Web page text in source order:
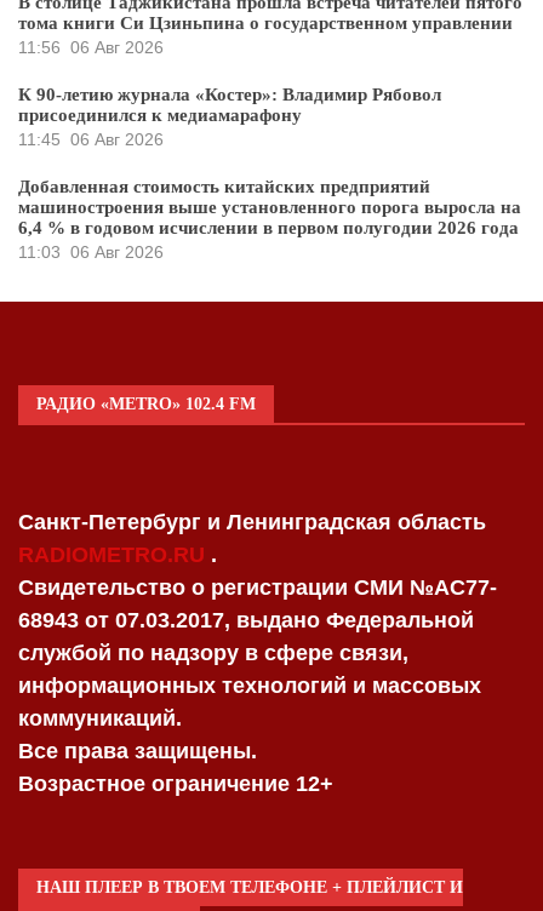
тома книги Си Цзиньпина о государственном управлении
11:56 06 Авг 2026
К 90-летию журнала «Костер»: Владимир Рябовол
присоединился к медиамарафону
11:45 06 Авг 2026
Добавленная стоимость китайских предприятий
машиностроения выше установленного порога выросла на
6,4 % в годовом исчислении в первом полугодии 2026 года
11:03 06 Авг 2026
РАДИО «METRO» 102.4 FM
Санкт-Петербург и Ленинградская область
RADIOMETRO.RU .
Свидетельство о регистрации СМИ №AC77-
68943 от 07.03.2017, выдано Федеральной
службой по надзору в сфере связи,
информационных технологий и массовых
коммуникаций.
Все права защищены.
Возрастное ограничение 12+
НАШ ПЛЕЕР В ТВОЕМ ТЕЛЕФОНЕ + ПЛЕЙЛИСТ И